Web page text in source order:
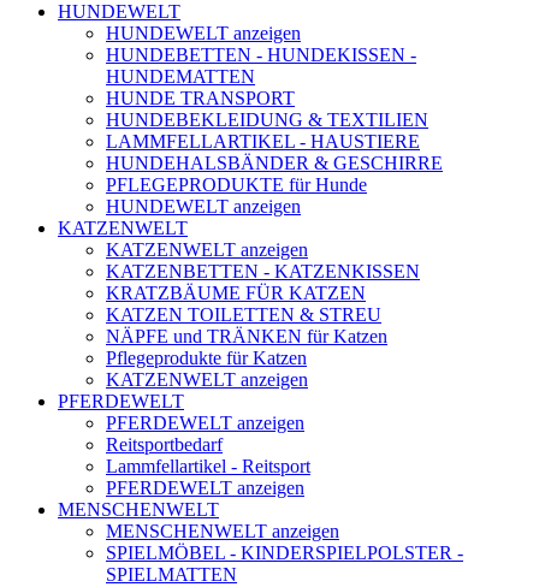
HUNDEWELT
HUNDEWELT anzeigen
HUNDEBETTEN - HUNDEKISSEN -
HUNDEMATTEN
HUNDE TRANSPORT
HUNDEBEKLEIDUNG & TEXTILIEN
LAMMFELLARTIKEL - HAUSTIERE
HUNDEHALSBÄNDER & GESCHIRRE
PFLEGEPRODUKTE für Hunde
HUNDEWELT anzeigen
KATZENWELT
KATZENWELT anzeigen
KATZENBETTEN - KATZENKISSEN
KRATZBÄUME FÜR KATZEN
KATZEN TOILETTEN & STREU
NÄPFE und TRÄNKEN für Katzen
Pflegeprodukte für Katzen
KATZENWELT anzeigen
PFERDEWELT
PFERDEWELT anzeigen
Reitsportbedarf
Lammfellartikel - Reitsport
PFERDEWELT anzeigen
MENSCHENWELT
MENSCHENWELT anzeigen
SPIELMÖBEL - KINDERSPIELPOLSTER -
SPIELMATTEN